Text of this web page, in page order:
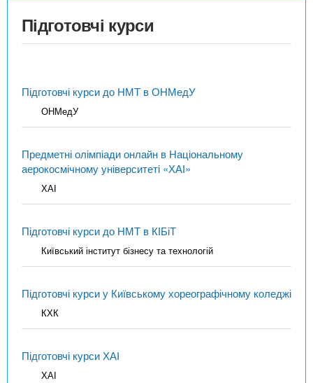
Підготовчі курси
Підготовчі курси до НМТ в ОНМедУ
ОНМедУ
Предметні олімпіади онлайн в Національному
аерокосмічному університеті «ХАІ»
ХАІ
Підготовчі курси до НМТ в КІБіТ
Київський інститут бізнесу та технологій
Підготовчі курси у Київському хореографічному коледжі
КХК
Підготовчі курси ХАІ
ХАІ